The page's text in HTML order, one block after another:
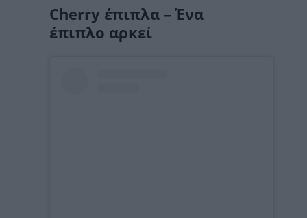
Cherry έπιπλα – Ένα
έπιπλο αρκεί